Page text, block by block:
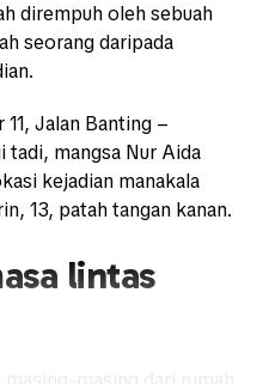
dirempuh oleh sebuah
seorang daripada
Jalan Banting –
tadi, mangsa Nur Aida
kejadian manakala
13, patah tangan kanan.
lintas